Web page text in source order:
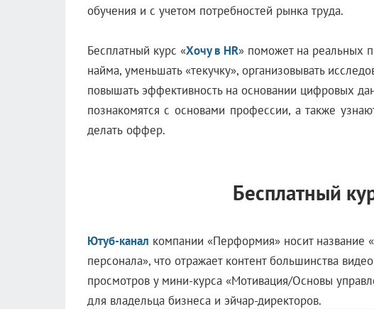
обучения и с учетом потребностей рынка труда.
Бесплатный курс «Хочу в HR» поможет на реальных
найма, уменьшать «текучку», организовывать
повышать эффективность на основании цифровых
познакомятся с основами профессии, а также
делать оффер.
Бесплатный
Ютуб-канал компании «Перформия» носит название
персонала», что отражает контент большинства
просмотров у мини-курса «Мотивация/Основы
для владельца бизнеса и эйчар-директоров.